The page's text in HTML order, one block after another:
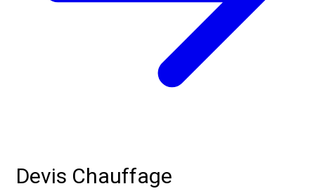
Devis Chauffage